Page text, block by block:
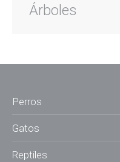
Árboles
Perros
Gatos
Reptiles